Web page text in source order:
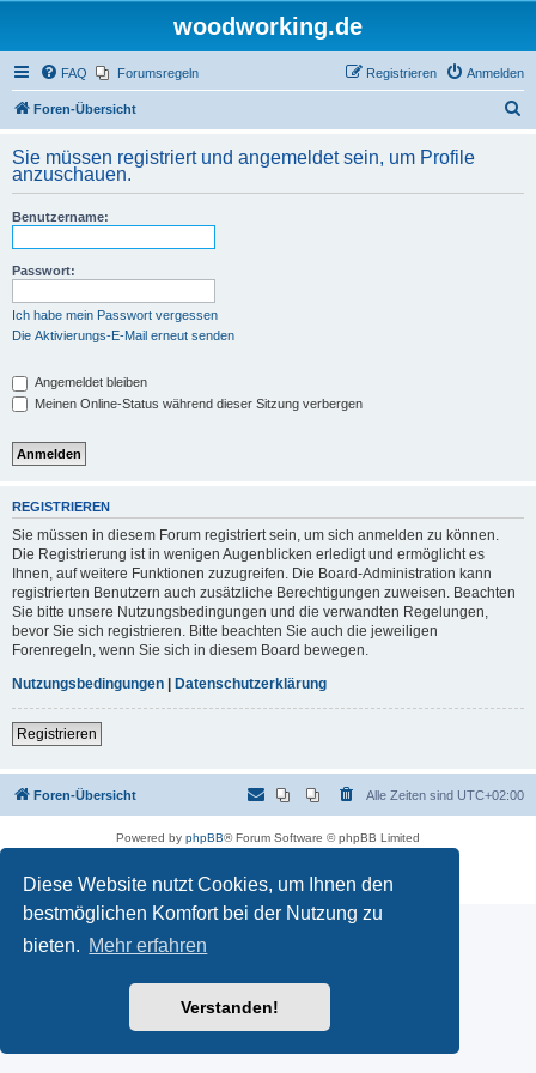
Diese Website nutzt Cookies, um Ihnen den
bestmöglichen Komfort bei der Nutzung zu
bieten. Mehr erfahren
Verstanden!
woodworking.de
FAQ Forumsregeln Anmelden
Registrieren
Foren-Übersicht
h
Sie müssen registriert und angemeldet sein, um Profile
anzuschauen.
Benutzername:
Passwort:
Ich habe mein Passwort vergessen
Die Aktivierungs-E-Mail erneut senden
Angemeldet bleiben
Meinen Online-Status während dieser Sitzung verbergen
REGISTRIEREN
Sie müssen in diesem Forum registriert sein, um sich anmelden zu können.
Die Registrierung ist in wenigen Augenblicken erledigt und ermöglicht es
Ihnen, auf weitere Funktionen zuzugreifen. Die Board-Administration kann
registrierten Benutzern auch zusätzliche Berechtigungen zuweisen. Beachten
Sie bitte unsere Nutzungsbedingungen und die verwandten Regelungen,
bevor Sie sich registrieren. Bitte beachten Sie auch die jeweiligen
Forenregeln, wenn Sie sich in diesem Board bewegen.
Nutzungsbedingungen | Datenschutzerklärung
Registrieren
Foren-Übersicht Alle Zeiten sind UTC+02:00
Powered by phpBB® Forum Software © phpBB Limited
Datenschutz|Nutzungsbedingungen